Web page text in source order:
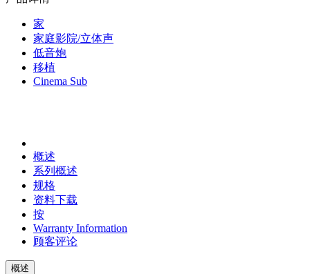
家
家庭影院/立体声
低音炮
移植
Cinema Sub
概述
系列概述
规格
资料下载
按
Warranty Information
顾客评论
概述